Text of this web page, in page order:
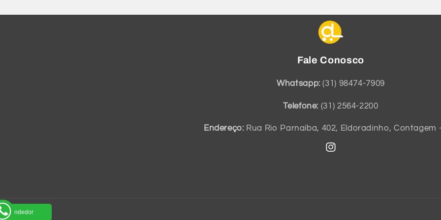
Fale Conosco
Whatsapp:(31) 98474-7909
Telefone: (31) 2564-2200
Endereço: Rua Rio Parnaíba, 402, Eldoradinho, Contagem
Instagram
vendedor